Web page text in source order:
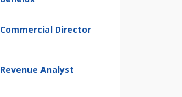
Commercial Director
Revenue Analyst